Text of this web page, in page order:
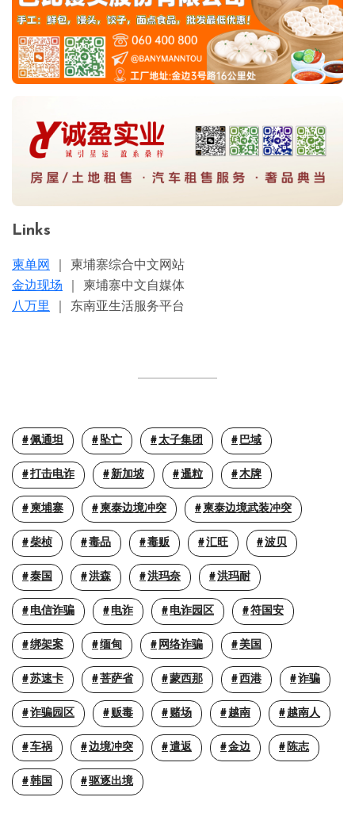
Links
柬单网
｜ 柬埔寨综合中文网站
金边现场 ｜ 柬埔寨中文自媒体
八万里
｜ 东南亚生活服务平台
佩通坦 坠亡 太子集团 巴域
打击电诈 新加坡 暹粒 木牌
柬埔寨 柬泰边境冲突 柬泰边境武装冲突
柴桢 毒品 毒贩 汇旺 波贝
泰国 洪森 洪玛奈 洪玛耐
电信诈骗 电诈 电诈园区 符国安
绑架案 缅甸 网络诈骗 美国
苏速卡 菩萨省 蒙西那 西港 诈骗
诈骗园区 贩毒 赌场 越南 越南人
车祸 边境冲突 遣返 金边 陈志
韩国 驱逐出境